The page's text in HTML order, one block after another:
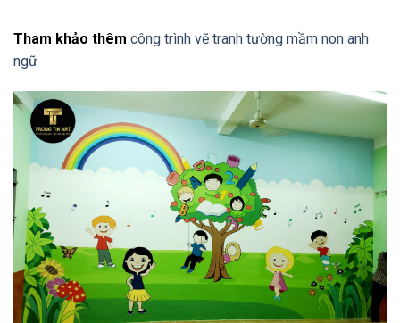
Tham khảo thêm công trình vẽ tranh tường mầm non anh
ngữ